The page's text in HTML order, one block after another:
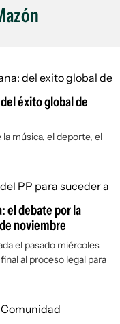
éxito global de
música, el deporte, el
el debate por la
noviembre
el pasado miércoles
al proceso legal para